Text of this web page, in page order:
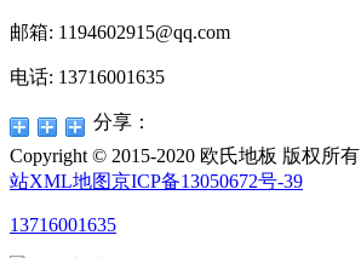
邮箱: 1194602915@qq.com
电话: 13716001635
分享：
Copyright © 2015-2020 欧氏地板 版权所有
站XML地图京ICP备13050672号-39
13716001635